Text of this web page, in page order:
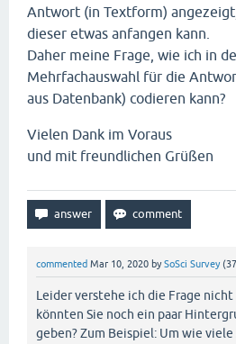
Antwort (in Textform)
dieser etwas anfangen kann.
Daher meine Frage, wie ich in
Mehrfachauswahl für die
aus Datenbank) codieren kann?
Vielen Dank im Voraus
und mit freundlichen Grüßen
commented Mar 10, 2020 bySoSci Survey (
Leider verstehe ich die Frage
könnten Sie noch ein paar
geben? Zum Beispiel: Um wie viele